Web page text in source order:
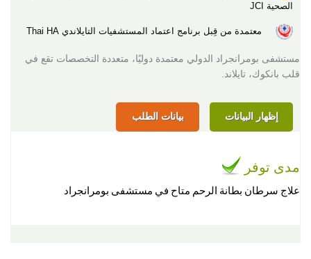
الصحية JCI
معتمدة من قِبل برنامج اعتماد المستشفيات التايلاندي Thai HA
مستشفى بومرانجراد الدولي معتمدة دوليًا، متعددة التخصصات تقع في
قلب بانكوك، تايلاند.
إظهار البيانات بيانات الطلب
مدى توفر
علاج سرطان بطانة الرحم متاح في مستشفى بومرانجراد